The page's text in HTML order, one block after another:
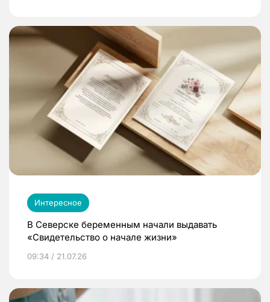
Интересное
В Северске беременным начали выдавать
«Свидетельство о начале жизни»
09:34 / 21.07.26